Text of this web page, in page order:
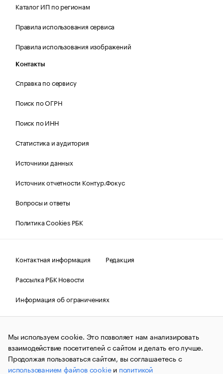
Каталог ИП по регионам
Правила использования сервиса
Правила использования изображений
Контакты
Справка по сервису
Поиск по ОГРН
Поиск по ИНН
Статистика и аудитория
Источники данных
Источник отчетности Контур.Фокус
Вопросы и ответы
Политика Cookies РБК
Контактная информация
Редакция
Рассылка РБК Новости
Информация об ограничениях
Правовая информация
О соблюдении авторских прав
© АО «РОСБИЗНЕСКОНСАЛТИНГ»,1995–2026.Сообщения
и материалы информационного агентства «РБК»
(зарегистрировано Федеральной службой по надзору в сфере
связи, информационных технологий и массовых
коммуникаций (Роскомнадзор) 09.12.2015 за номером ИА
Мы используем cookie. Это позволяет нам анализировать
взаимодействие посетителей с сайтом и делать его лучше.
Продолжая пользоваться сайтом, вы соглашаетесь с
использованием файлов cookieи политикой